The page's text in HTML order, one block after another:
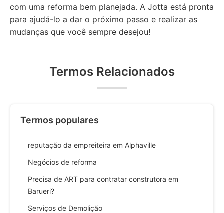
com uma reforma bem planejada. A Jotta está pronta
para ajudá-lo a dar o próximo passo e realizar as
mudanças que você sempre desejou!
Termos Relacionados
Termos populares
reputação da empreiteira em Alphaville
Negócios de reforma
Precisa de ART para contratar construtora em
Barueri?
Serviços de Demolição